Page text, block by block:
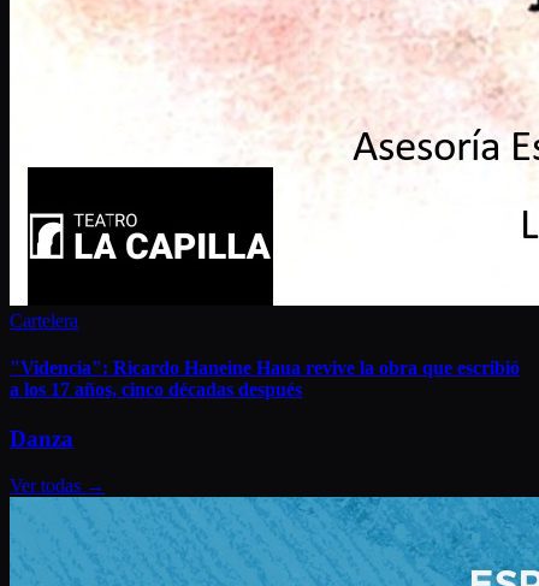
Cartelera
"Videncia": Ricardo Haneine Haua revive la obra que escribió
a los 17 años, cinco décadas después
Danza
Ver todas →